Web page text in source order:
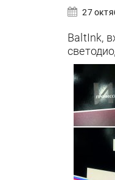
27
BaltInk,